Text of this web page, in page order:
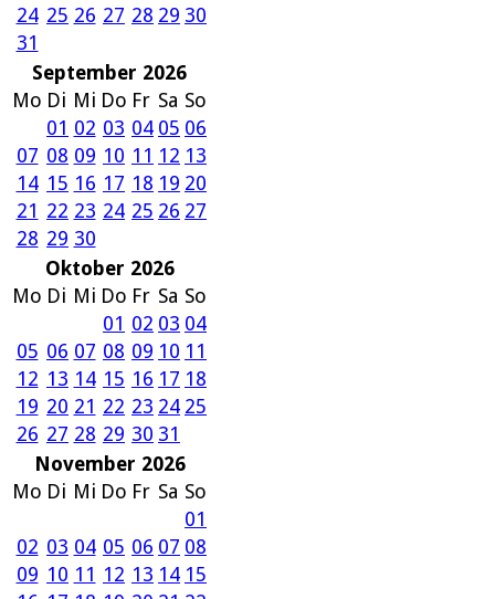
24 25 26 27 28 29 30
31
September 2026
Mo Di Mi Do Fr Sa So
01 02 03 04 05 06
07 08 09 10 11 12 13
14 15 16 17 18 19 20
21 22 23 24 25 26 27
28 29 30
Oktober 2026
Mo Di Mi Do Fr Sa So
01 02 03 04
05 06 07 08 09 10 11
12 13 14 15 16 17 18
19 20 21 22 23 24 25
26 27 28 29 30 31
November 2026
Mo Di Mi Do Fr Sa So
01
02 03 04 05 06 07 08
09 10 11 12 13 14 15